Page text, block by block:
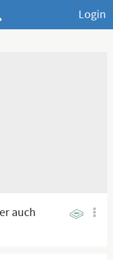
Login
auch